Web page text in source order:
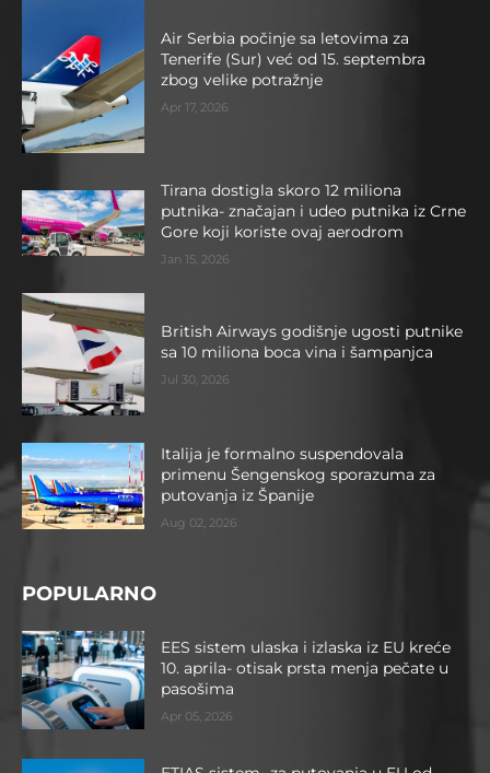
Air Serbia počinje sa letovima za
Tenerife (Sur) već od 15. septembra
zbog velike potražnje
Apr 17, 2026
Tirana dostigla skoro 12 miliona
putnika- značajan i udeo putnika iz Crne
Gore koji koriste ovaj aerodrom
Jan 15, 2026
British Airways godišnje ugosti putnike
sa 10 miliona boca vina i šampanjca
Jul 30, 2026
Italija je formalno suspendovala
primenu Šengenskog sporazuma za
putovanja iz Španije
Aug 02, 2026
POPULARNO
EES sistem ulaska i izlaska iz EU kreće
10. aprila- otisak prsta menja pečate u
pasošima
Apr 05, 2026